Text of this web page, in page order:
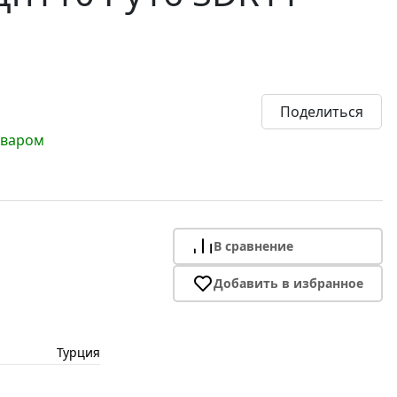
Поделиться
В сравнение
Добавить в избранное
Турция